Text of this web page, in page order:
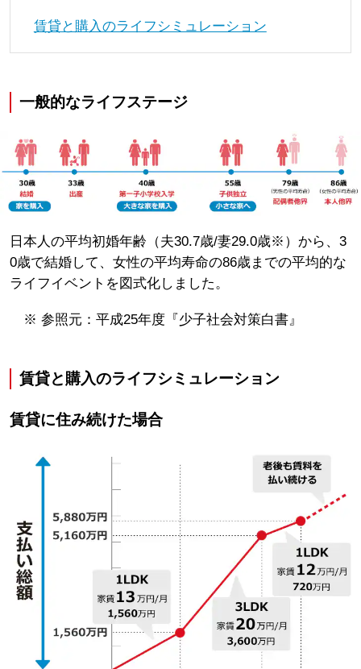
賃貸と購入のライフシミュレーション
一般的なライフステージ
日本人の平均初婚年齢（夫30.7歳/妻29.0歳※）から、3
0歳で結婚して、女性の平均寿命の86歳までの平均的な
ライフイベントを図式化しました。
※ 参照元：平成25年度『少子社会対策白書』
賃貸と購入のライフシミュレーション
賃貸に住み続けた場合